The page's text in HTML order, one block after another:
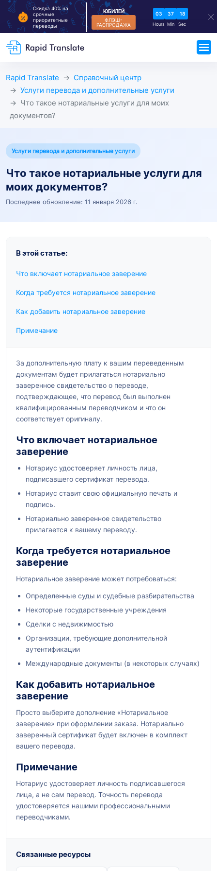
Скидка 40% на
срочные
приоритетные
переводы
ЮБИЛЕЙ
ФЛЭШ-
РАСПРОДАЖА
03
Hours
37
Min
18
Sec
Rapid Translate
Справочный центр
Услуги перевода и дополнительные услуги
Что такое нотариальные услуги для моих
документов?
Услуги перевода и дополнительные услуги
Что такое нотариальные услуги для
моих документов?
Последнее обновление: 11 января 2026 г.
В этой статье:
Что включает нотариальное заверение
Когда требуется нотариальное заверение
Как добавить нотариальное заверение
Примечание
За дополнительную плату к вашим переведенным
документам будет прилагаться нотариально
заверенное свидетельство о переводе,
подтверждающее, что перевод был выполнен
квалифицированным переводчиком и что он
соответствует оригиналу.
Что включает нотариальное
заверение
Нотариус удостоверяет личность лица,
подписавшего сертификат перевода.
Нотариус ставит свою официальную печать и
подпись.
Нотариально заверенное свидетельство
прилагается к вашему переводу.
Когда требуется нотариальное
заверение
Нотариальное заверение может потребоваться:
Определенные суды и судебные разбирательства
Некоторые государственные учреждения
Сделки с недвижимостью
Организации, требующие дополнительной
аутентификации
Международные документы (в некоторых случаях)
Как добавить нотариальное
заверение
Просто выберите дополнение «Нотариальное
заверение» при оформлении заказа. Нотариально
заверенный сертификат будет включен в комплект
вашего перевода.
Примечание
Нотариус удостоверяет личность подписавшегося
лица, а не сам перевод. Точность перевода
удостоверяется нашими профессиональными
переводчиками.
Связанные ресурсы